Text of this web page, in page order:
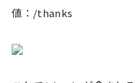
値：/thanks